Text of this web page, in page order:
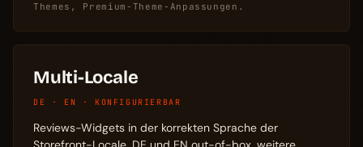
Themes, Premium-Theme-Anpassungen.
Multi-Locale
DE · EN · KONFIGURIERBAR
Reviews-Widgets in der korrekten Sprache der